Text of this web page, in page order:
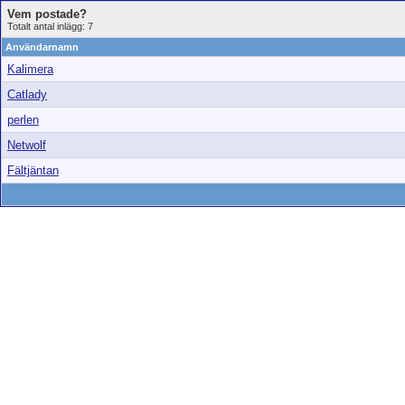
Vem postade?
Totalt antal inlägg: 7
Användarnamn
Kalimera
Catlady
perlen
Netwolf
Fältjäntan